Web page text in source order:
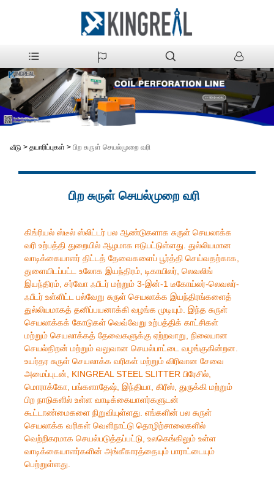
வீடு > தயாரிப்புகள் > பிற சுருள் செயல்முறை வரி
பிற சுருள் செயல்முறை வரி
கிங்ரியல் ஸ்டீல் ஸ்லிட்டர் பல ஆண்டுகளாக சுருள் செயலாக்க
வரி உற்பத்தி துறையில் ஆழமாக ஈடுபட்டுள்ளது. துல்லியமான
வாடிக்கையாளர் திட்டத் தேவைகளைப் பூர்த்தி செய்வதற்காக,
துளையிடப்பட்ட உலோக இயந்திரம், டிகாயிலர், லெவலிங்
இயந்திரம், சர்வோ ஃபீடர் மற்றும் 3-இன்-1 டீகோய்லர்-லெவலர்-
ஃபீடர் உள்ளிட்ட பல்வேறு சுருள் செயலாக்க இயந்திரங்களைத்
துல்லியமாகத் தனிப்பயனாக்கி வழங்க முடியும். இந்த சுருள்
செயலாக்கக் கோடுகள் வெவ்வேறு உற்பத்திக் காட்சிகள்
மற்றும் செயலாக்கத் தேவைகளுக்கு ஏற்றவாறு, நிலையான
செயல்திறன் மற்றும் வலுவான செயல்பாட்டை வழங்குகின்றன.
உயர்தர சுருள் செயலாக்க வரிகள் மற்றும் விரிவான சேவை
அமைப்புடன், KINGREAL STEEL SLITTER பிரேசில்,
மொராக்கோ, பங்களாதேஷ், இந்தியா, கிரீஸ், துருக்கி மற்றும்
பிற நாடுகளில் உள்ள வாடிக்கையாளர்களுடன்
கூட்டாண்மைகளை நிறுவியுள்ளது. எங்களின் பல சுருள்
செயலாக்க வரிகள் வெளிநாட்டு தொழிற்சாலைகளில்
வெற்றிகரமாக செயல்படுத்தப்பட்டு, உலகெங்கிலும் உள்ள
வாடிக்கையாளர்களின் அங்கீகாரத்தையும் பாராட்டையும்
பெற்றுள்ளது.